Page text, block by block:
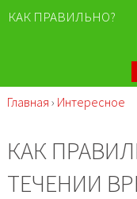
КАК ПРАВИЛЬНО?
Главная › Интересное
КАК
ТЕЧЕНИИ